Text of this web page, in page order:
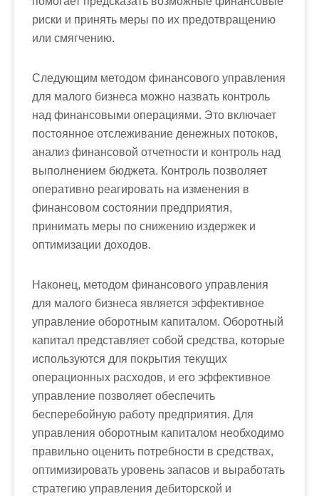
риски и принять меры по их предотвращению
или смягчению.
Следующим методом финансового управления
для малого бизнеса можно назвать контроль
над финансовыми операциями. Это включает
постоянное отслеживание денежных потоков,
анализ финансовой отчетности и контроль над
выполнением бюджета. Контроль позволяет
оперативно реагировать на изменения в
финансовом состоянии предприятия,
принимать меры по снижению издержек и
оптимизации доходов.
Наконец, методом финансового управления
для малого бизнеса является эффективное
управление оборотным капиталом. Оборотный
капитал представляет собой средства, которые
используются для покрытия текущих
операционных расходов, и его эффективное
управление позволяет обеспечить
бесперебойную работу предприятия. Для
управления оборотным капиталом необходимо
правильно оценить потребности в средствах,
оптимизировать уровень запасов и выработать
стратегию управления дебиторской и